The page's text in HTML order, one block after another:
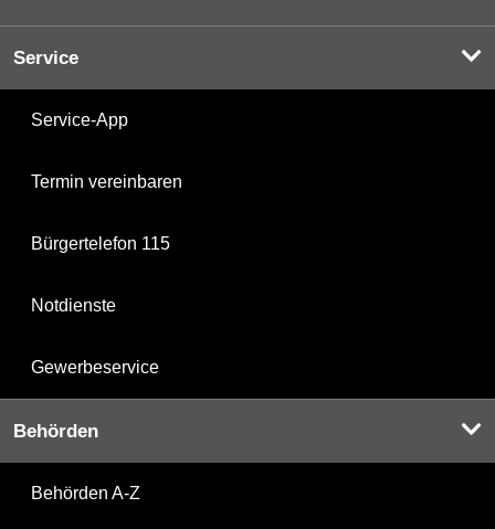
Service
Service-App
Termin vereinbaren
Bürgertelefon 115
Notdienste
Gewerbeservice
Behörden
Behörden A-Z